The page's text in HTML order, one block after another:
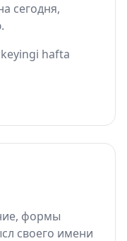
сегодня,
hafta
формы
своего имени